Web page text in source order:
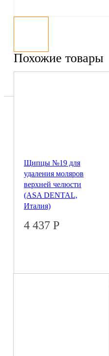
Похожие товары
Щипцы №19 для
удаления моляров
верхней челюсти
(ASA DENTAL,
Италия)
4 437 Р